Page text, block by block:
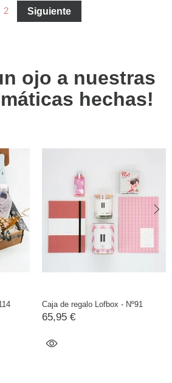
2 Siguiente
ojo a nuestras
hechas!
Caja de regalo Lofbox - Nº91
65,95 €